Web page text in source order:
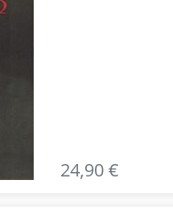
24,90 €